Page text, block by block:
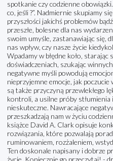
spotkanie czy codzienne
co, jeśli ?”. Nadmiernie skupiamy
przyszłości jakichś problemów
przeszłe, bolesne dla nas
swoim umyśle, zastanawiając się,
nas wpływ, czy nasze życie
Wpadamy w błędne koło,
doświadczeniach, szukając
negatywne myśli powodują
nieprzyjemne emocje, jak
są także przyczyną przewlekłego
kontroli, a usilne próby stłumienia
nieskuteczne. Nawracające
przeszkadzają nam w życiu
książce David A. Clark opisuje
rozwiązania, które pozwalają
ruminowaniem, rozżaleniem,
Ten doskonale napisany i dobrze